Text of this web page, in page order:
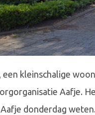
een kleinschalige
Aafje.
donderdag